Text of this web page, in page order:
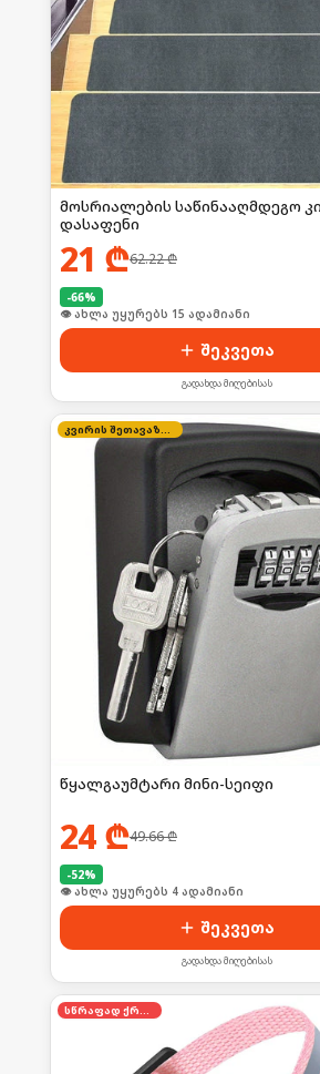
მოსრიალების საწინააღმდეგო
დასაფენი
21 ₾62.22₾
-66%
🛒 ბოლო 24სთ-ში იყიდა 23-მა
შეკვეთა
გადახდა მიღებისას
კვირის შეთავაზება
წყალგაუმტარი მინი-სეიფი
24₾49.66₾
-52%
🛒 ბოლო 24სთ-ში იყიდა 6-მა
შეკვეთა
გადახდა მიღებისას
სწრაფად ქრება